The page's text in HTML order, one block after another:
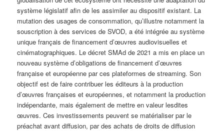
système législatif afin de les assimiler au dispositif existant. La
mutation des usages de consommation, qu’illustre notamment la
souscription à des services de SVOD, a été intégrée au système
unique français de financement d’œuvres audiovisuelles et
cinématographiques. Le décret SMAd de 2021 a mis en place un
nouveau système d’obligations de financement d’œuvres
française et européenne par ces plateformes de streaming. Son
objectif est de faire contribuer les éditeurs à la production
d’œuvres françaises et européennes, et notamment la production
indépendante, mais également de mettre en valeur lesdites
œuvres. Ces investissements peuvent se matérialiser par le
préachat avant diffusion, par des achats de droits de diffusion